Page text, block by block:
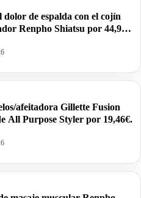
dolor de espalda con el cojín
Renpho Shiatsu por 44,99€
afeitadora Gillette Fusion
All Purpose Styler por 19,46€.